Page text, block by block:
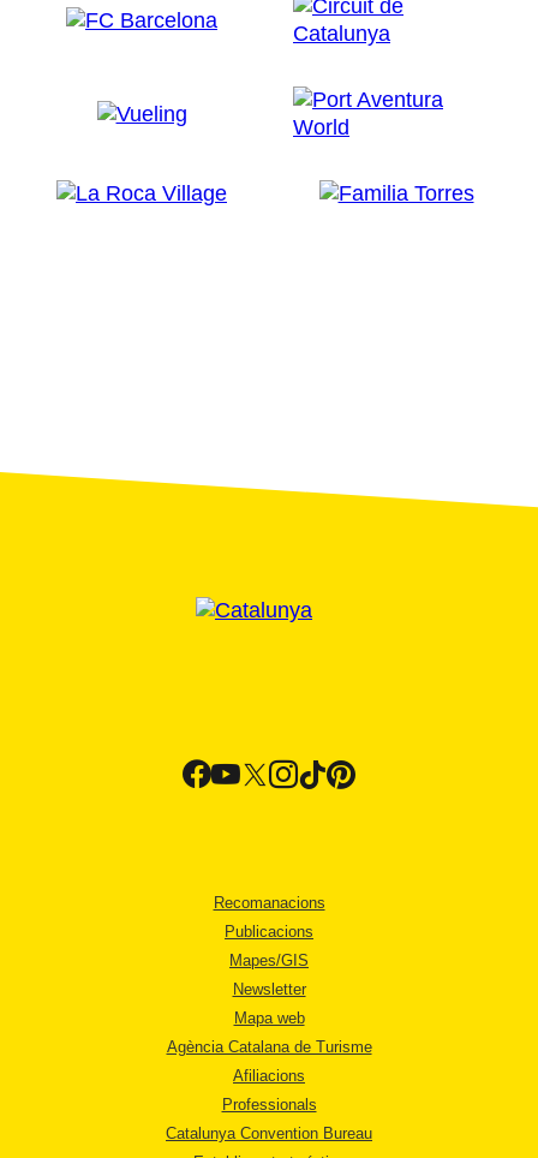
Recomanacions
Publicacions
Mapes/GIS
Newsletter
Mapa web
Agència Catalana de Turisme
Afiliacions
Professionals
Catalunya Convention Bureau